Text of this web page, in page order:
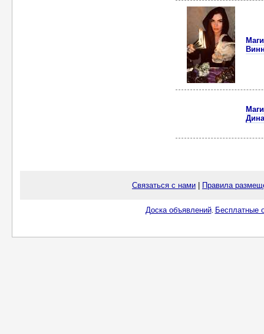
Связаться с нами Правила
Доска объявлений. Бесплатные